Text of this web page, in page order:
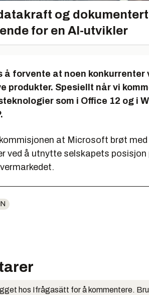
og
for en AI-utvikler
å forvente at noen konkurrenter
produkter. Spesiellt når vi
som i Office 12 og i
at Microsoft brøt
ved å utnytte selskapets
hos Ifrågasätt for å kommentere.